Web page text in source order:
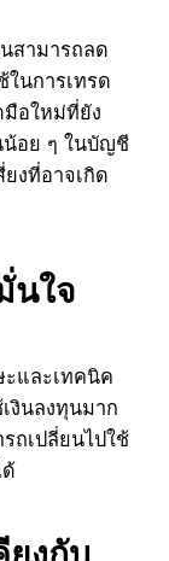
สามารถลด
ในการเทรด
อใหม่ที่ยัง
น้อย ๆ ในบัญชี
งที่อาจเกิด
นใจ
และเทคนิค
งินลงทุนมาก
เปลี่ยนไปใช้